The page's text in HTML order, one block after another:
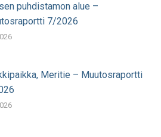
puhdistamon alue –
7/2026
Meritie – Muutosraportti